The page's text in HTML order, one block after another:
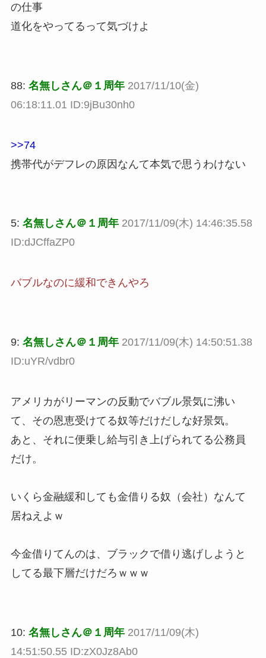
の仕事
道化をやってるって気づけよ
88: 名無しさん＠１周年 2017/11/10(金)
06:18:11.01 ID:9jBu30nh0
>>74
携帯代がデフレの原因なんて本気で思うわけない
5: 名無しさん＠１周年 2017/11/09(木) 14:46:35.58
ID:dJCffaZP0
バブルなのに緩和できんやろ
9: 名無しさん＠１周年 2017/11/09(木) 14:50:51.38
ID:uYR/vdbr0
アメリカがリーマンの反動でバブル景気に沸い
て、その恩恵受けてる奴等だけだしな好景気。
あと、それに便乗し給与引き上げられてる公務員
だけ。
いくら金融緩和しても金借りる奴（会社）なんて
居ねえよｗ
今金借りてんのは、ブラックで借り逃げしようと
してる最下層だけだろｗｗｗ
10: 名無しさん＠１周年 2017/11/09(木)
14:51:50.55 ID:zX0Jz8Ab0